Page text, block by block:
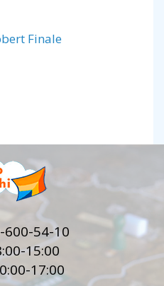
Finale
600-54-10
15:00
17:00